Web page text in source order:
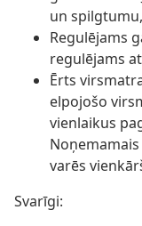
un
Regulējams
regulējams
Ērts
elpojošo
vienlaikus
varēs
Svarīgi: